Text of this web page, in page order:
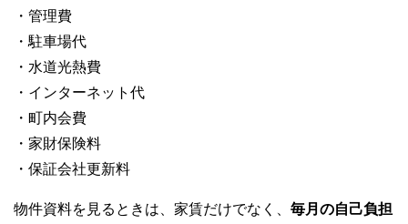
・管理費
・駐車場代
・水道光熱費
・インターネット代
・町内会費
・家財保険料
・保証会社更新料
物件資料を見るときは、家賃だけでなく、 毎月の自己負担